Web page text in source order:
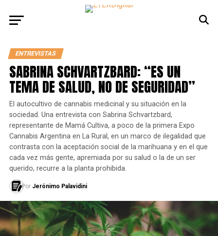
ENTREVISTAS
SABRINA SCHVARTZBARD: “ES UN
TEMA DE SALUD, NO DE SEGURIDAD”
El autocultivo de cannabis medicinal y su situación en la
sociedad. Una entrevista con Sabrina Schvartzbard,
representante de Mamá Cultiva, a poco de la primera Expo
Cannabis Argentina en La Rural, en un marco de ilegalidad que
contrasta con la aceptación social de la marihuana y en el que
cada vez más gente, apremiada por su salud o la de un ser
querido, recurre a la planta prohibida.
Por Jerónimo Palavidini